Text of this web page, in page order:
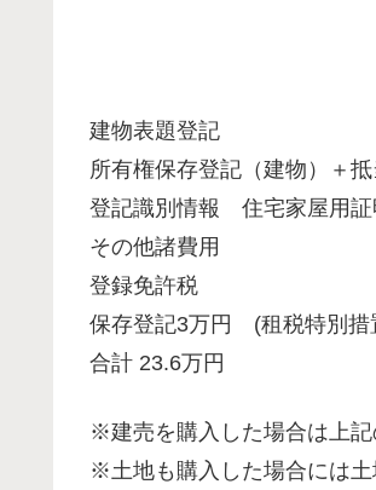
建物表題
所有権保存登記（建物
登記識別情報 住宅
その他諸
登録免許税
保存登記3万円 (租税特別措
合計 23.6万円
※建売を購入した場合は上記
※土地も購入した場合には土